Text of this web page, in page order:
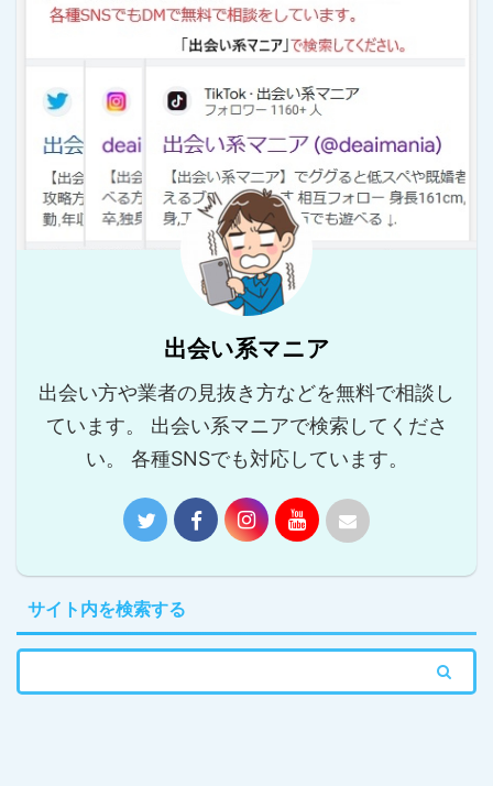
出会い系マニア
出会い方や業者の見抜き方などを無料で相談し
ています。 出会い系マニアで検索してくださ
い。 各種SNSでも対応しています。
サイト内を検索する